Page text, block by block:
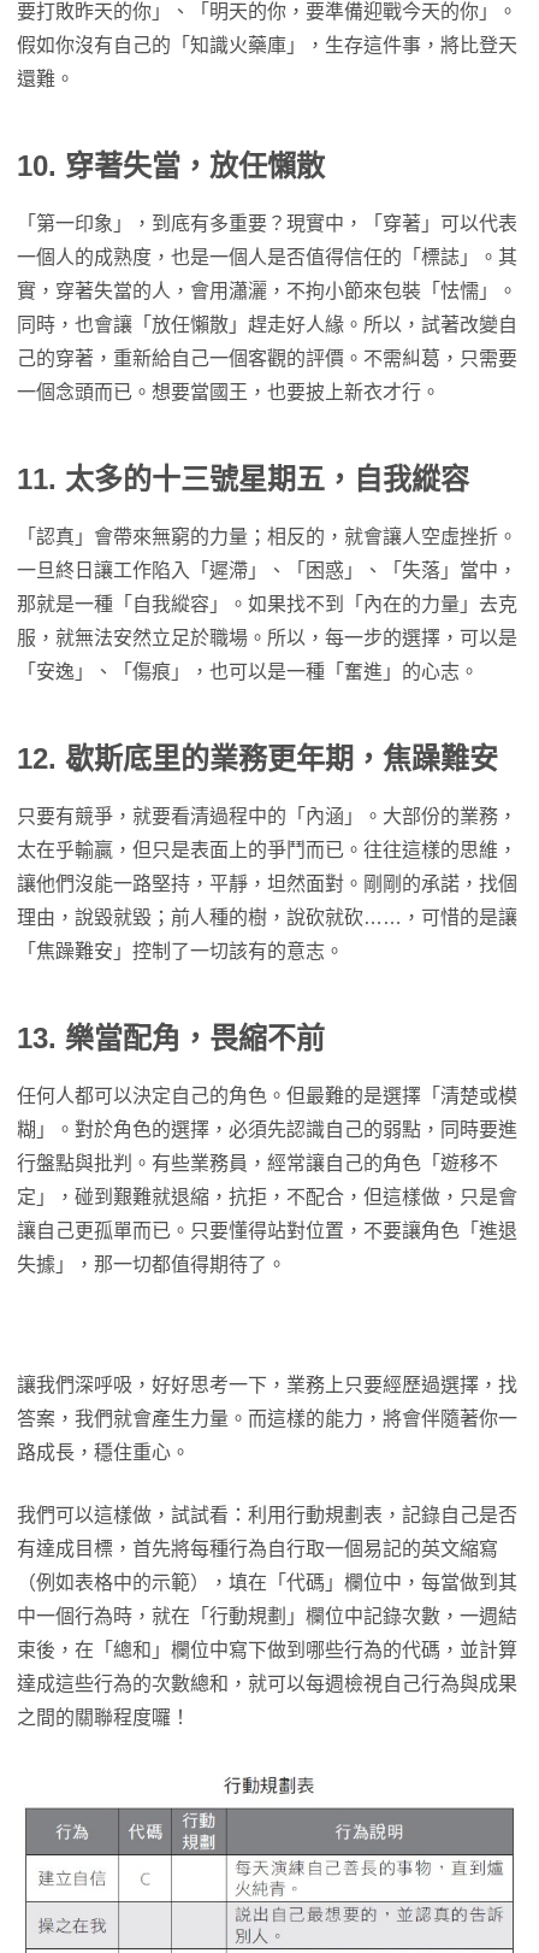
要打敗昨天的你」、「明天的你，要準備迎戰今天的你」。
假如你沒有自己的「知識火藥庫」，生存這件事，將比登天
還難。
10. 穿著失當，放任懶散
「第一印象」，到底有多重要？現實中，「穿著」可以代表
一個人的成熟度，也是一個人是否值得信任的「標誌」。其
實，穿著失當的人，會用瀟灑，不拘小節來包裝「怯懦」。
同時，也會讓「放任懶散」趕走好人緣。所以，試著改變自
己的穿著，重新給自己一個客觀的評價。不需糾葛，只需要
一個念頭而已。想要當國王，也要披上新衣才行。
11. 太多的十三號星期五，自我縱容
「認真」會帶來無窮的力量；相反的，就會讓人空虛挫折。
一旦終日讓工作陷入「遲滯」、「困惑」、「失落」當中，
那就是一種「自我縱容」。如果找不到「內在的力量」去克
服，就無法安然立足於職場。所以，每一步的選擇，可以是
「安逸」、「傷痕」，也可以是一種「奮進」的心志。
12. 歇斯底里的業務更年期，焦躁難安
只要有競爭，就要看清過程中的「內涵」。大部份的業務，
太在乎輸贏，但只是表面上的爭鬥而已。往往這樣的思維，
讓他們沒能一路堅持，平靜，坦然面對。剛剛的承諾，找個
理由，說毀就毀；前人種的樹，說砍就砍……，可惜的是讓
「焦躁難安」控制了一切該有的意志。
13. 樂當配角，畏縮不前
任何人都可以決定自己的角色。但最難的是選擇「清楚或模
糊」。對於角色的選擇，必須先認識自己的弱點，同時要進
行盤點與批判。有些業務員，經常讓自己的角色「遊移不
定」，碰到艱難就退縮，抗拒，不配合，但這樣做，只是會
讓自己更孤單而已。只要懂得站對位置，不要讓角色「進退
失據」，那一切都值得期待了。
讓我們深呼吸，好好思考一下，業務上只要經歷過選擇，找
答案，我們就會產生力量。而這樣的能力，將會伴隨著你一
路成長，穩住重心。
我們可以這樣做，試試看：利用行動規劃表，記錄自己是否
有達成目標，首先將每種行為自行取一個易記的英文縮寫
（例如表格中的示範），填在「代碼」欄位中，每當做到其
中一個行為時，就在「行動規劃」欄位中記錄次數，一週結
束後，在「總和」欄位中寫下做到哪些行為的代碼，並計算
達成這些行為的次數總和，就可以每週檢視自己行為與成果
之間的關聯程度囉！